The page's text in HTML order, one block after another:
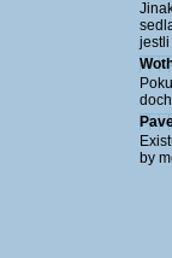
jestli
by